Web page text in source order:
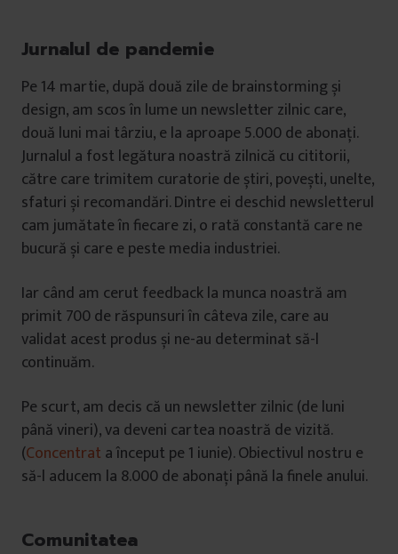
Jurnalul de pandemie
Pe 14 martie, după două zile de brainstorming și
design, am scos în lume un newsletter zilnic care,
două luni mai târziu, e la aproape 5.000 de abonați.
Jurnalul a fost legătura noastră zilnică cu cititorii,
către care trimitem curatorie de știri, povești, unelte,
sfaturi și recomandări. Dintre ei deschid newsletterul
cam jumătate în fiecare zi, o rată constantă care ne
bucură și care e peste media industriei.
Iar când am cerut feedback la munca noastră am
primit 700 de răspunsuri în câteva zile, care au
validat acest produs și ne-au determinat să-l
continuăm.
Pe scurt, am decis că un newsletter zilnic (de luni
până vineri), va deveni cartea noastră de vizită.
(Concentrat a început pe 1 iunie). Obiectivul nostru e
să-l aducem la 8.000 de abonați până la finele anului.
Comunitatea